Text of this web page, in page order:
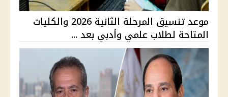
موعد تنسيق المرحلة الثانية 2026 والكليات
المتاحة لطلاب علمي وأدبي بعد ...